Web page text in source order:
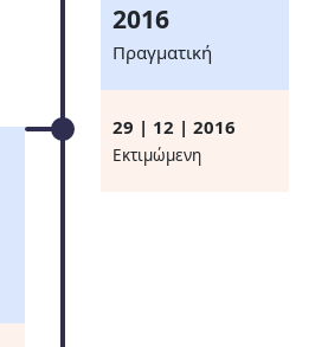
2016
Πραγματική
29 | 12 | 2016
Eκτιμώμενη